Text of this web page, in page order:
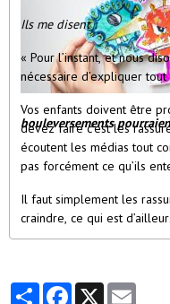
bouleversements
Ils me disent :
« Pour l’instant, et nous
nécessaire d’expliquer
Vos enfants doivent être
devez faire c’est les
écoutent les médias tout
pas forcément ce qu’ils
Il faut simplement les
craindre, ce qui est
PartagerFacebook
X